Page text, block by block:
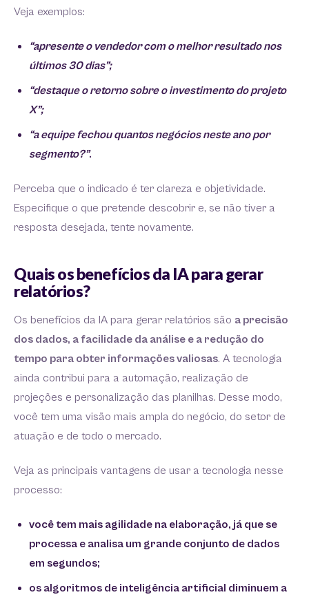
Veja exemplos:
“apresente o vendedor com o melhor resultado nos
últimos 30 dias”;
“destaque o retorno sobre o investimento do projeto
X”;
“a equipe fechou quantos negócios neste ano por
segmento?”.
Perceba que o indicado é ter clareza e objetividade.
Especifique o que pretende descobrir e, se não tiver a
resposta desejada, tente novamente.
Quais os benefícios da IA para gerar
relatórios?
Os benefícios da IA para gerar relatórios são a precisão
dos dados, a facilidade da análise e a redução do
tempo para obter informações valiosas. A tecnologia
ainda contribui para a automação, realização de
projeções e personalização das planilhas. Desse modo,
você tem uma visão mais ampla do negócio, do setor de
atuação e de todo o mercado.
Veja as principais vantagens de usar a tecnologia nesse
processo:
você tem mais agilidade na elaboração, já que se
processa e analisa um grande conjunto de dados
em segundos;
os algoritmos de inteligência artificial diminuem a